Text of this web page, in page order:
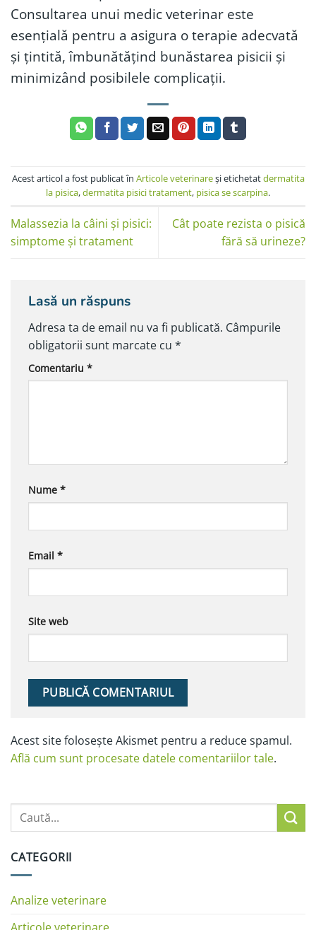
CATEGORII
Analize veterinare
Consultarea unui medic veterinar este
esențială pentru a asigura o terapie adecvată
și țintită, îmbunătățind bunăstarea pisicii și
minimizând posibilele complicații.
Acest articol a fost publicat în Articole veterinareşi etichetatdermatita
la pisica,dermatita pisici tratament, pisica se scarpina.
Malassezia la câini și pisici:
simptome și tratament
Cât poate rezista o pisică
fără să urineze?
Lasă un răspuns
Adresa ta de email nu va fi publicată. Câmpurile
obligatorii sunt marcate cu *
Comentariu *
Nume *
Email *
Site web
Acest site folosește Akismet pentru a reduce spamul.
Află cum sunt procesate datele comentariilor tale.